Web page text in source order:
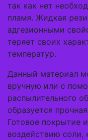
так как нет
пламя. Жидкая
адгезионными
теряет своих
температур.
Данный материал
вручную или с
распылительного
образуется
Готовое покрытие
воздействию соли,